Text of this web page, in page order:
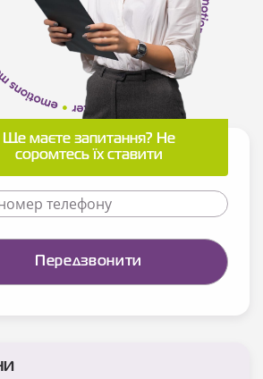
Ще маєте запитання? Не
соромтесь їх ставити